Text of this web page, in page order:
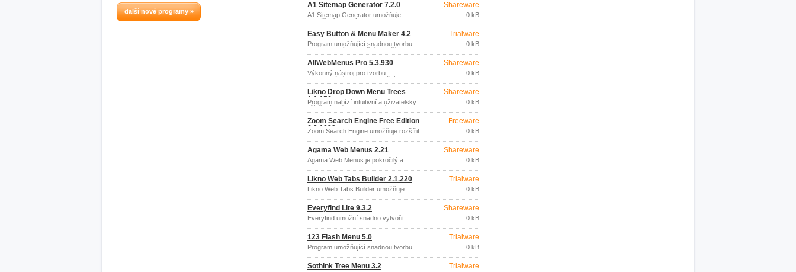
další nové programy »
A1 Sitemap Generator 7.2.0
A1 Sitemap Generator umožňuje
vytváření textových, HTML, RSS, XML
nebo ASP.
Shareware
0 kB
Easy Button & Menu Maker 4.2
Program umožňující snadnou tvorbu
sofistikovaných funkčních tlačítek a
profesionálních dynamických menu pro
vaše webové stránky.
Trialware
0 kB
AllWebMenus Pro 5.3.930
Výkonný nástroj pro tvorbu
profesionálních menu s využitím
technologií JavaScript a CSS, bez
nutnosti programování.
Shareware
0 kB
Likno Drop Down Menu Trees
1.1.156
Program nabízí intuitivní a uživatelsky
přívětivý způsob zobrazení
strukturovaných informací na webových
stránkách a prostředky pro manipulaci s
nimi, prostřednictvím hierarchického
menu.
Shareware
0 kB
Zoom Search Engine Free Edition
6.0.1029
Zoom Search Engine umožňuje rozšířit
váš web, intranet nebo prezentaci na
CD/DVD disku o výkonný fulltextový
vyhledávací nástroj.
Freeware
0 kB
Agama Web Menus 2.21
Agama Web Menus je pokročilý a
efektivní nástroj, který vám umožní
vytvářet perfektní a plně funkční DHTML
menu, která jsou kompatibilní se všemi
běžně užívanými prohlížeči a to bez
nutnosti napsání jediné řádky kódu.
Shareware
0 kB
Likno Web Tabs Builder 2.1.220
Likno Web Tabs Builder umožňuje
snadnou aplikaci moderní navigace
prostřednictvím navigačních záložek na
vašich webových stránkách.
Trialware
0 kB
Everyfind Lite 9.3.2
Everyfind umožní snadno vytvořit
vyhledávač pro váš web, intranet, CD,
DVD nebo jakoukoliv dokumentaci.
Shareware
0 kB
123 Flash Menu 5.0
Program umožňující snadnou tvorbu
profesionálních Flash menu pro webové
stránky.
Trialware
0 kB
Sothink Tree Menu 3.2 Trialware